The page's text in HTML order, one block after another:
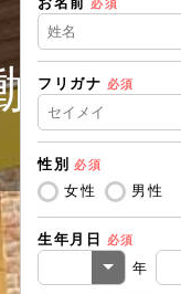
こう
必須
フリガナ 必須
性別 必須
女性 男性
生年月日 必須
年